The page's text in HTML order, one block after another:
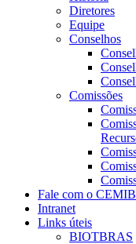
Diretores
Equipe
Conselhos
Comissões
Fale com o CEMIB
Intranet
Links úteis
BIOTBRAS